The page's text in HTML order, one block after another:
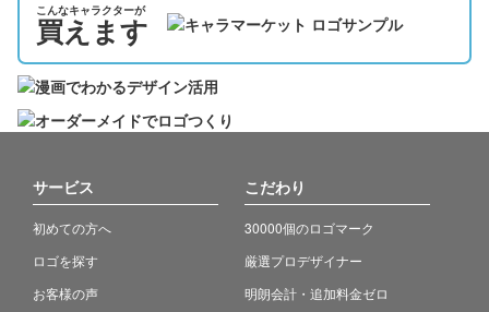
こんなキャラクターが
買えます
サービス
初めての方へ
ロゴを探す
お客様の声
こだわり
30000個のロゴマーク
厳選プロデザイナー
明朗会計・追加料金ゼロ